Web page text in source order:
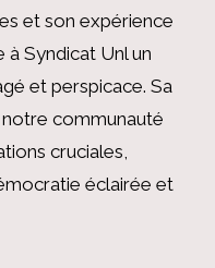
et son expérience
Syndicat Unl un
et perspicace. Sa
communauté
cruciales,
éclairée et